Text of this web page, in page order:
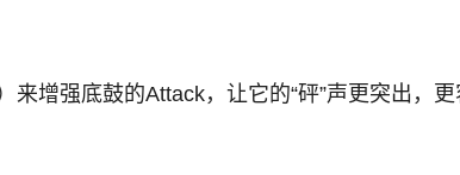
增强底鼓的Attack，让它的“砰”声更突出，更